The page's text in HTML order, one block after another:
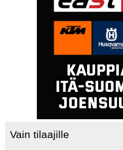
Vain tilaajille